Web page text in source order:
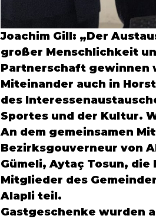
Joachim Gill: „Der
großer Menschlichkeit
Partnerschaft gewinnen
Miteinander auch in
des
Sportes und der Kultur.
An dem gemeinsamen
Bezirksgouverneur von
Gümeli, Aytaç Tosun, die
Mitglieder des
Alapli teil.
Gastgeschenke wurden